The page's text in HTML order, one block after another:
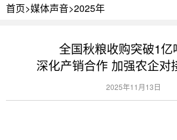
首页>媒体声音>2025年
全国秋粮收购突破1亿
深化产销合作 加强农企对
2025年11月13日